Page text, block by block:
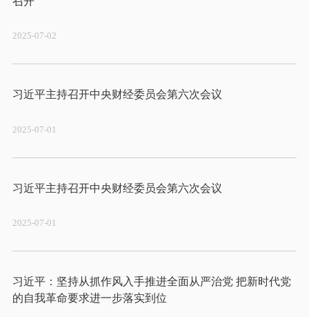
2025-07-02
2025-07-01
2025-07-01
习近平：坚持从抓作风入手推进全面从严治党 把新时代党